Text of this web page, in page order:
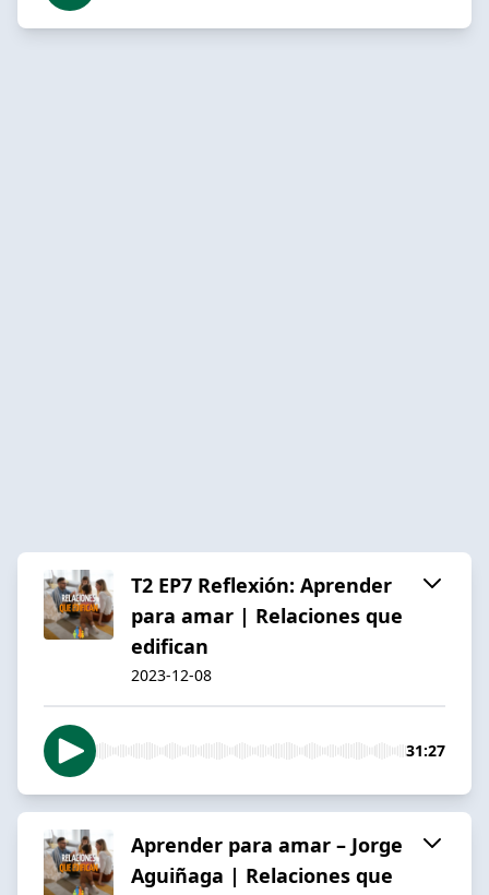
T2 EP7 Reflexión: Aprender
para amar | Relaciones que
edifican
2023-12-08
31:27
Aprender para amar – Jorge
Aguiñaga | Relaciones que